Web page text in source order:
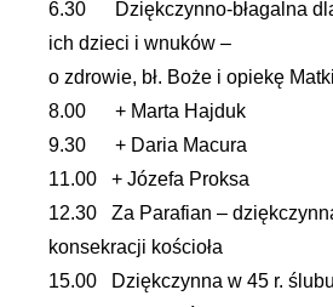
6.30 Dziękczynno-błagalna
ich dzieci i wnuków –
o zdrowie, bł. Boże i opiekę
8.00 + Marta Hajduk
9.30 + Daria Macura
11.00 + Józefa Proksa
12.30 Za Parafian –
konsekracji kościoła
15.00 Dziękczynna w 45 r.